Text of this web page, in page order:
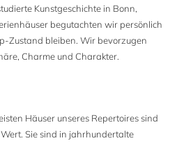
Kunstgeschichte in Bonn,
begutachten wir persönlich
Zustand bleiben. Wir bevorzugen
Charme und Charakter.
Häuser unseres Repertoires sind
Sie sind in jahrhundertalte